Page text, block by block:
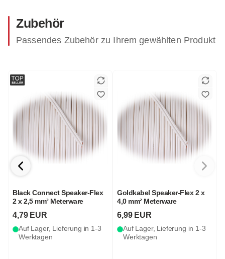
Zubehör
Passendes Zubehör zu Ihrem gewählten Produkt
Black Connect Speaker-Flex
2 x 2,5 mm² Meterware
4,79 EUR
Auf Lager, Lieferung in 1-3
Werktagen
Goldkabel Speaker-Flex 2 x
4,0 mm² Meterware
6,99 EUR
Auf Lager, Lieferung in 1-3
Werktagen